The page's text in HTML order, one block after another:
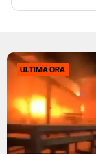
ULTIMA ORA